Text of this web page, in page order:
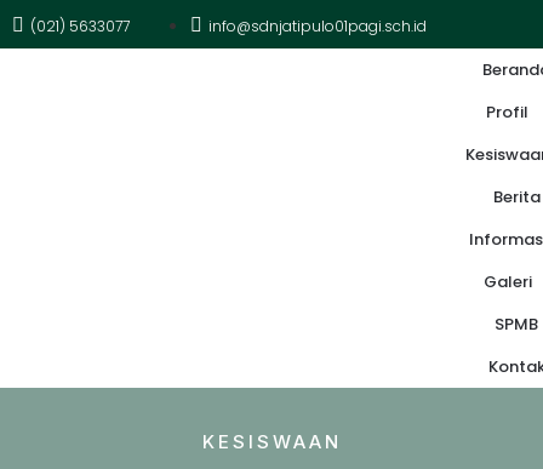
(021) 5633077 info@sdnjatipulo01pagi.sch.id
Profil
Berita
Galeri
SPMB
KESISWAAN